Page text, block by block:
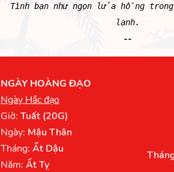
Tình bạn như ngọn lửa hồng
lạnh.
--
NGÀY HOÀNG ĐẠO
Ngày Hắc đạo
Giờ: Tuất (20G)
Ngày: Mậu Thân
Tháng: Ất Dậu
Năm: Ất Tỵ